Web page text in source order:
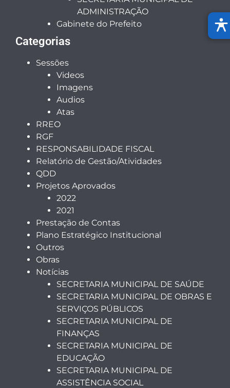
ADMINISTRAÇÃO
Gabinete do Prefeito
Categorias
Sessões
Videos
Imagens
Audios
Atas
RREO
RGF
RESPONSABILIDADE FISCAL
Relatório de Gestão/Atividades
QDD
Projetos Aprovados
2022
2021
Prestação de Contas
Plano Estratégico Institucional
Outros
Obras
Notícias
SECRETARIA MUNICIPAL DE SAÚDE
SECRETARIA MUNICIPAL DE OBRAS E
SERVIÇOS PÚBLICOS
SECRETARIA MUNICIPAL DE
FINANÇAS
SECRETARIA MUNICIPAL DE
EDUCAÇÃO
SECRETARIA MUNICIPAL DE
ASSISTÊNCIA SOCIAL